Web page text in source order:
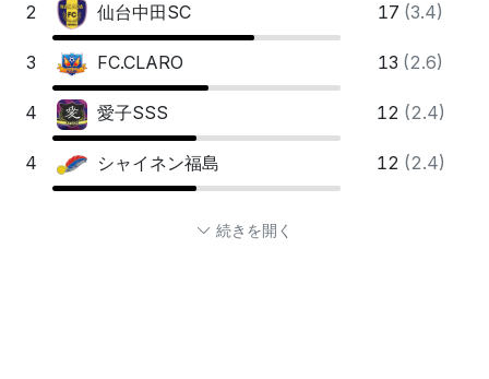
2 仙台中⽥SC 17 (3.4)
3 FC.CLARO 13 (2.6)
4 愛⼦SSS 12 (2.4)
4 シャイネン福島 12 (2.4)
続きを開く